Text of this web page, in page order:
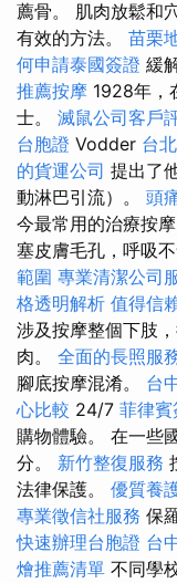
薦骨。 肌肉放鬆和
有效的方法。 苗栗
何申請泰國簽證 緩
推薦按摩 1928年，
士。 滅鼠公司客戶
台胞證 Vodder 台
的貨運公司 提出了
動淋巴引流）。 頭
今最常用的治療按
塞皮膚毛孔，呼吸不
範圍 專業清潔公司
格透明解析 值得信
涉及按摩整個下肢
肉。 全面的長照服
腳底按摩混淆。 台
心比較 24/7 菲律賓
購物體驗。 在一些
分。 新竹整復服務
法律保護。 優質養
專業徵信社服務 保
快速辦理台胞證 台
燴推薦清單 不同學